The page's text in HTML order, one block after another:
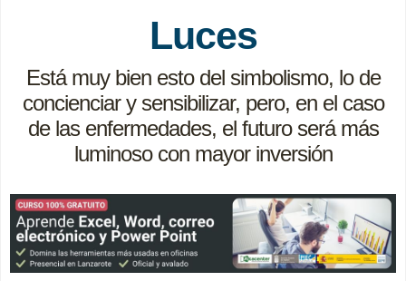
Luces
Está muy bien esto del simbolismo, lo de
concienciar y sensibilizar, pero, en el caso
de las enfermedades, el futuro será más
luminoso con mayor inversión